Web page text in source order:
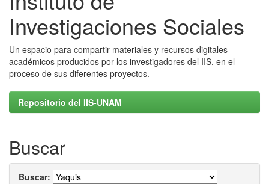
Investigaciones Sociales
Un espacio para compartir materiales y recursos digitales
académicos producidos por los investigadores del IIS, en el
proceso de sus diferentes proyectos.
Repositorio del IIS-UNAM
Buscar
Buscar: